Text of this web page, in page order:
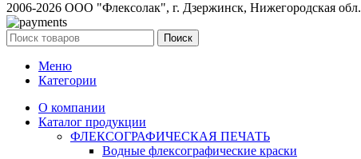
2006-2026 ООО "Флексолак", г. Дзержинск, Нижегородская обл.
Поиск
Меню
Категории
О компании
Каталог продукции
ФЛЕКСОГРАФИЧЕСКАЯ ПЕЧАТЬ
Водные флексографические краски